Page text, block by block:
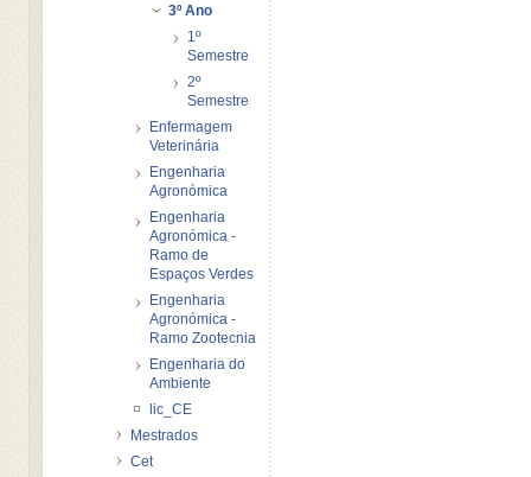
3º Ano
1º
Semestre
2º
Semestre
Enfermagem
Veterinária
Engenharia
Agronómica
Engenharia
Agronómica -
Ramo de
Espaços Verdes
Engenharia
Agronómica -
Ramo Zootecnia
Engenharia do
Ambiente
lic_CE
Mestrados
Cet